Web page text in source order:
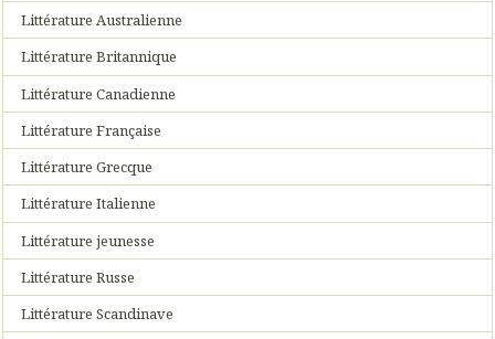
Littérature Australienne
Littérature Britannique
Littérature Canadienne
Littérature Française
Littérature Grecque
Littérature Italienne
Littérature jeunesse
Littérature Russe
Littérature Scandinave